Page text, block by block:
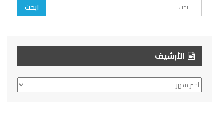
الأرشيف
الأرشيف